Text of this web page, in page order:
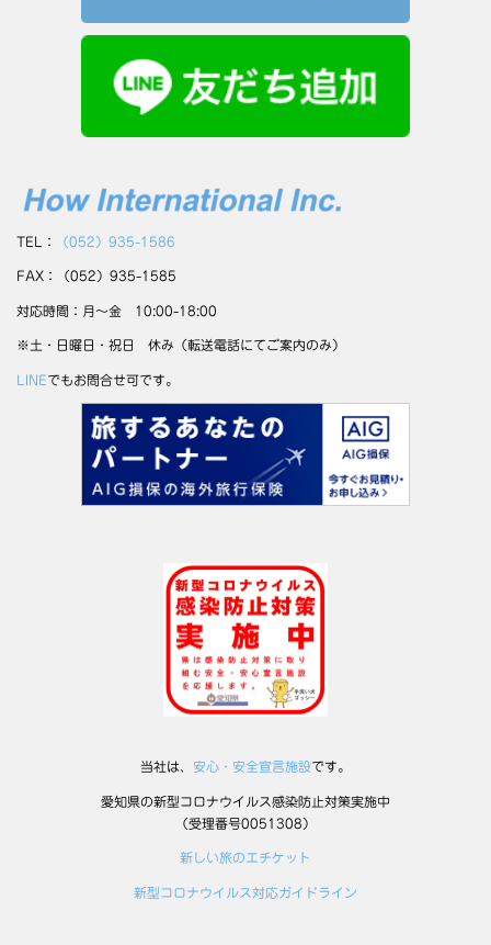
TEL： （052）935-1586
FAX：（052）935-1585
対応時間：月～金 10:00-18:00
※土・日曜日・祝日 休み（転送電話にてご案内のみ）
LINEでもお問合せ可です。
当社は、 安心・安全宣言施設です。
愛知県の新型コロナウイルス感染防止対策実施中
（受理番号0051308）
新しい旅のエチケット
新型コロナウイルス対応ガイドライン